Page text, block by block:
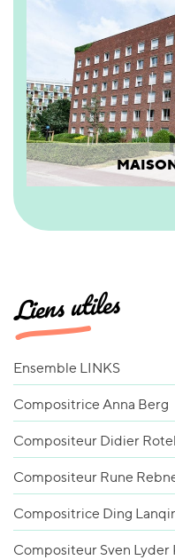
Liens utiles
Ensemble LINKS
Compositrice Anna Berg
Compositeur Didier
Compositeur Rune
Compositrice Ding
Compositeur Sven Lyder